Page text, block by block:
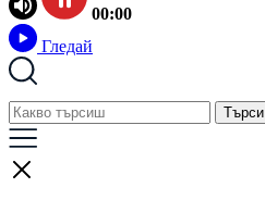
00:00
Гледай